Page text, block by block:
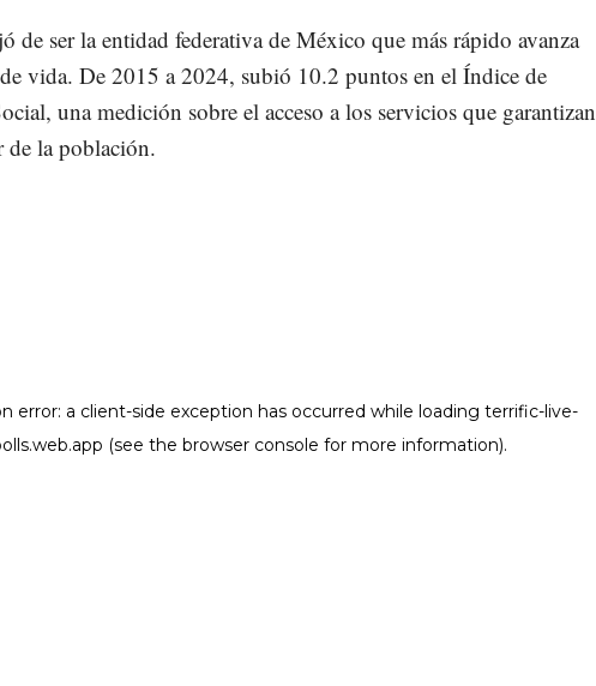
de ser la entidad federativa de México que más rápido avanza
vida. De 2015 a 2024, subió 10.2 puntos en el Índice de
una medición sobre el acceso a los servicios que garantizan
de la población.